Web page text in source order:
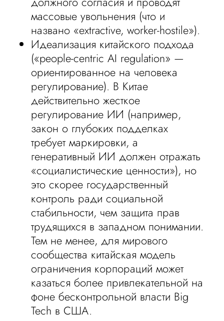
массовые увольнения (что и
названо «extractive, worker-hostile»).
Идеализация китайского подхода
(«people-centric AI regulation» —
ориентированное на человека
регулирование). В Китае
действительно жесткое
регулирование ИИ (например,
закон о глубоких подделках
требует маркировки, а
генеративный ИИ должен отражать
«социалистические ценности»), но
это скорее государственный
контроль ради социальной
стабильности, чем защита прав
трудящихся в западном понимании.
Тем не менее, для мирового
сообщества китайская модель
ограничения корпораций может
казаться более привлекательной на
фоне бесконтрольной власти Big
Tech в США.